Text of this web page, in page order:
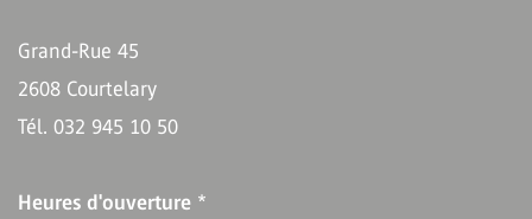
Grand-Rue 45
2608 Courtelary
Tél. 032 945 10 50
Heures d'ouverture *